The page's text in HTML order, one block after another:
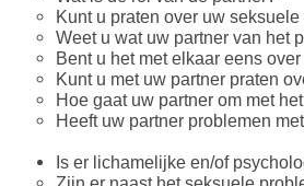
Kunt u praten over uw
Weet u wat uw partner van het
Bent u het met elkaar eens
Kunt u met uw partner praten
Hoe gaat uw partner om met
Heeft uw partner problemen
Is er lichamelijke en/of